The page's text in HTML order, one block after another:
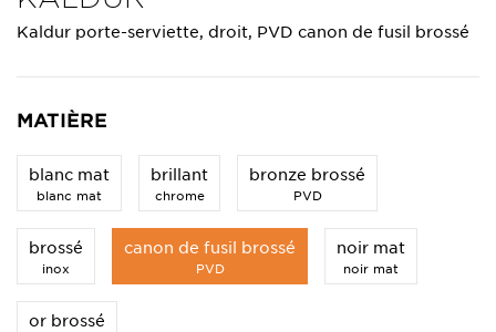
Kaldur porte-serviette, droit, PVD canon de fusil brossé
MATIÈRE
blanc mat
blanc mat
brillant
chrome
bronze brossé
PVD
brossé
inox
canon de fusil brossé
PVD
noir mat
noir mat
or brossé